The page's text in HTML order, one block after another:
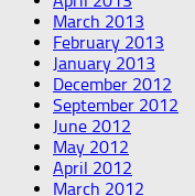
March 2013
February 2013
January 2013
December 2012
September 2012
June 2012
May 2012
April 2012
March 2012